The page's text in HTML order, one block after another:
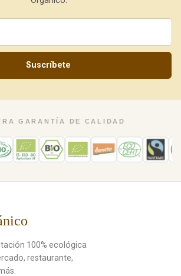
Suscríbete
GARANTÍA DE CALIDAD
100% ecológica
restaurante,